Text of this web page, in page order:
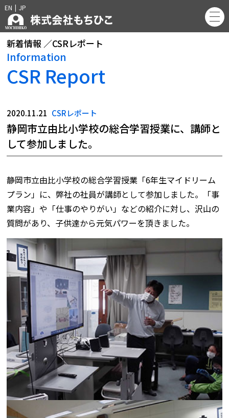
EN | JP
新着情報 ／CSRレポート
Information
CSR Report
2020.11.21 CSRレポート
静岡市立由比小学校の総合学習授業に、講師と
して参加しました。
静岡市立由比小学校の総合学習授業「6年生マイドリーム
プラン」に、弊社の社員が講師として参加しました。「事
業内容」や「仕事のやりがい」などの紹介に対し、沢山の
質問があり、子供達から元気パワーを頂きました。